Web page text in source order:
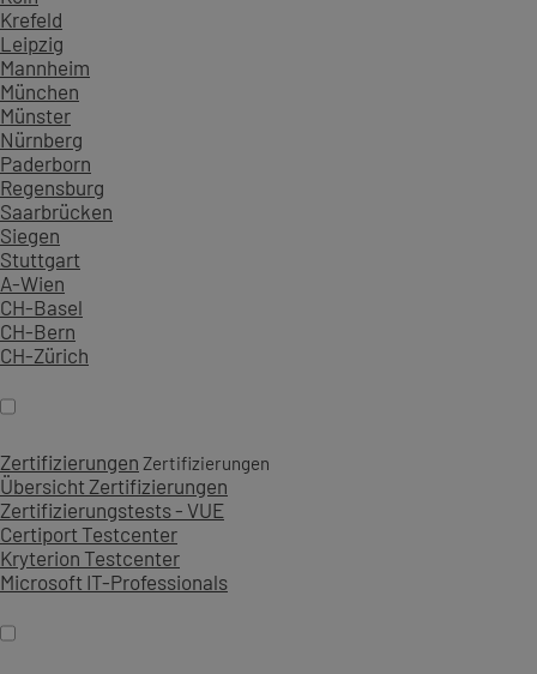
Krefeld
Leipzig
Mannheim
München
Münster
Nürnberg
Paderborn
Regensburg
Saarbrücken
Siegen
Stuttgart
A-Wien
CH-Basel
CH-Bern
CH-Zürich
Zertifizierungen Zertifizierungen
Übersicht Zertifizierungen
Zertifizierungstests - VUE
Certiport Testcenter
Kryterion Testcenter
Microsoft IT-Professionals